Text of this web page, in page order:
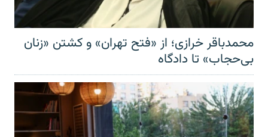
محمدباقر خرازی؛ از «فتح تهران» و کشتن «زنان
بی‌حجاب» تا دادگاه